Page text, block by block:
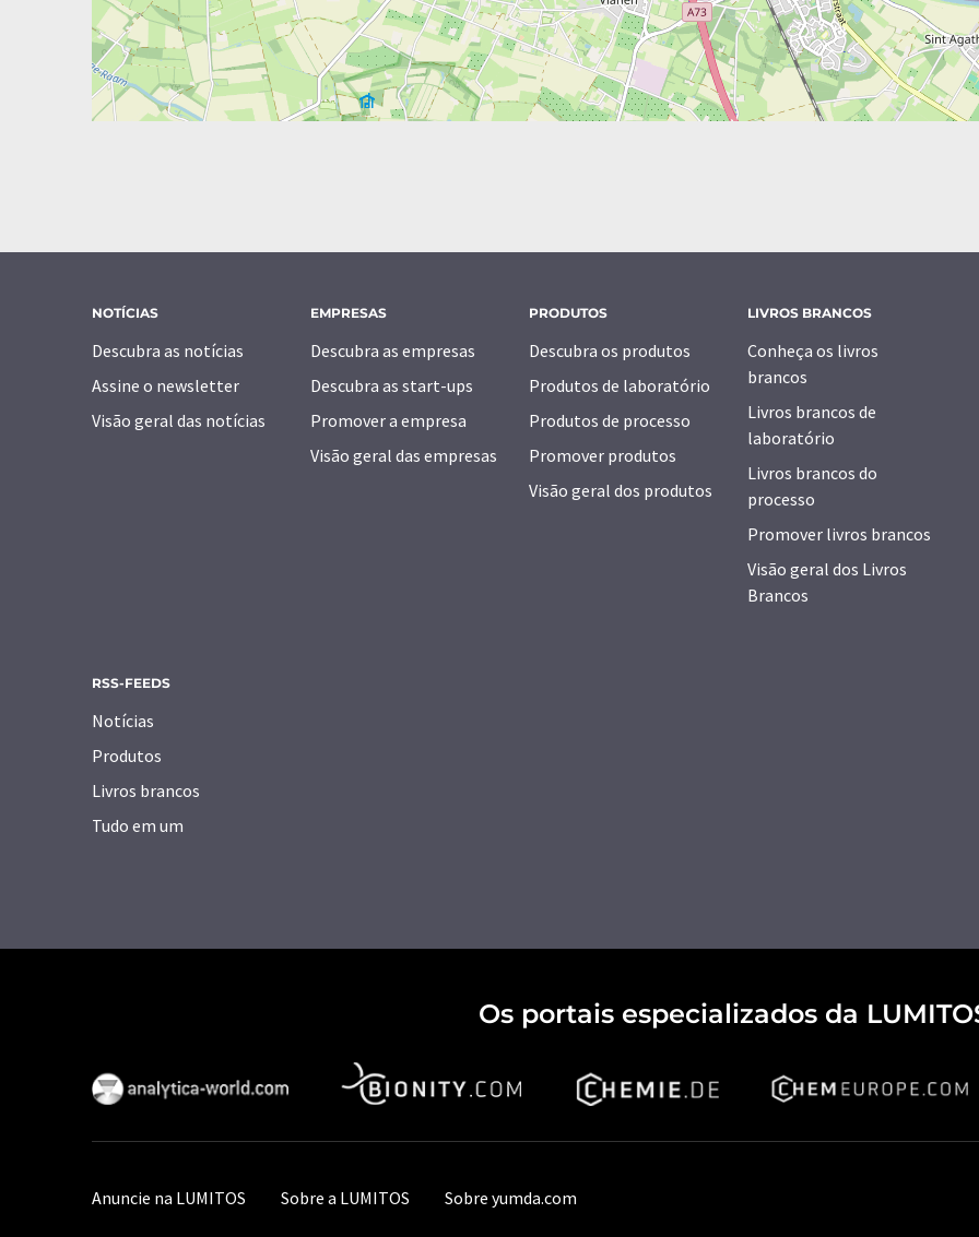
NOTÍCIAS
Descubra as notícias
Assine o newsletter
Visão geral das notícias
EMPRESAS
Descubra as empresas
Descubra as start-ups
Promover a empresa
Visão geral das empresas
PRODUTOS
Descubra os produtos
Produtos de laboratório
Produtos de processo
Promover produtos
Visão geral dos produtos
LIVROS BRANCOS
Conheça os livros
brancos
Livros brancos de
laboratório
Livros brancos do
processo
Promover livros brancos
Visão geral dos Livros
Brancos
RSS-FEEDS
Notícias
Produtos
Livros brancos
Tudo em um
Os portais especializados da
Anuncie na LUMITOS Sobre a LUMITOS Sobre yumda.com